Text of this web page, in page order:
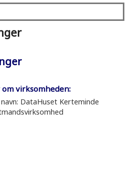
virksomheden:
DataHuset Kerteminde